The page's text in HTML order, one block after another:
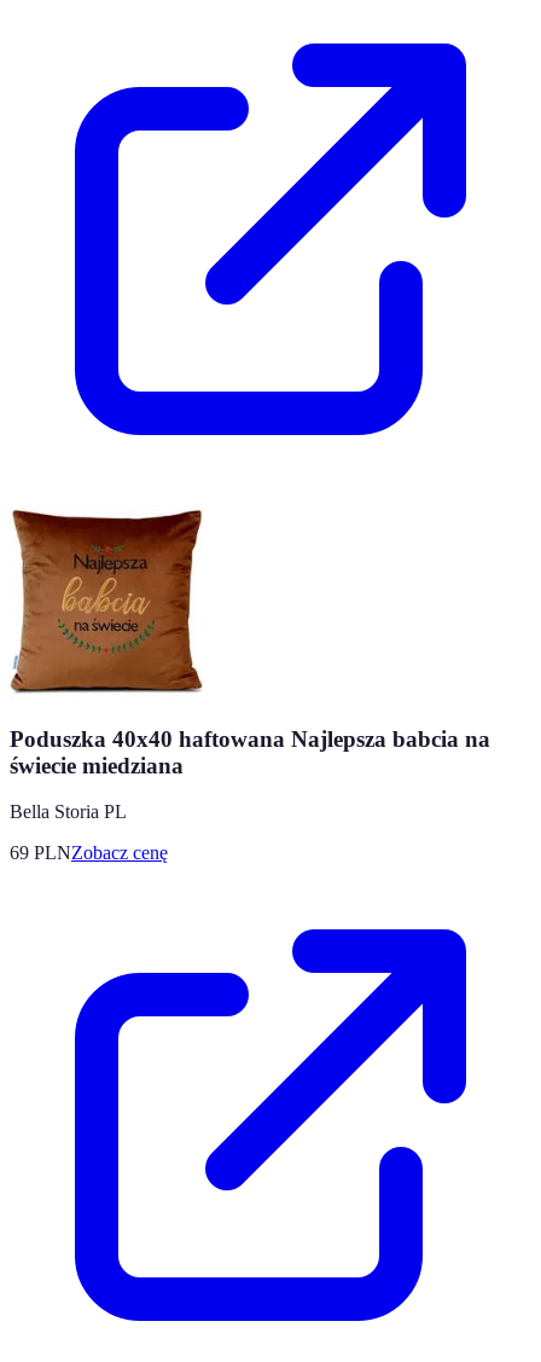
Poduszka 40x40 haftowana Najlepsza babcia na
świecie miedziana
Bella Storia PL
69 PLNZobacz cenę